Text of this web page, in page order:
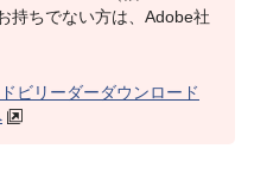
持ちでない方は、Adobe社
ビリーダーダウンロード